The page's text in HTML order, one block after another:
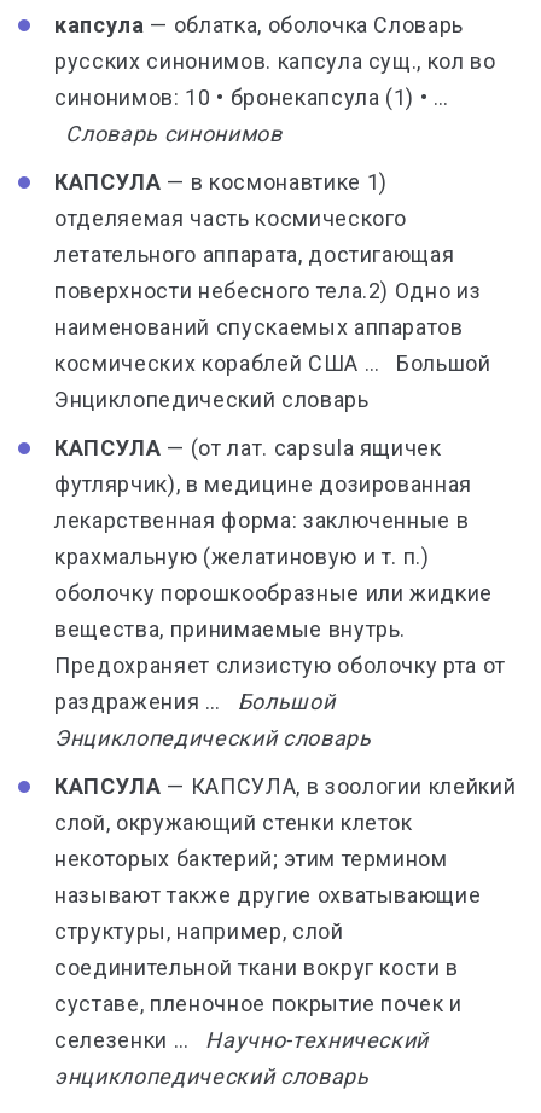
капсула — облатка, оболочка Словарь
русских синонимов. капсула сущ., кол во
синонимов: 10 • бронекапсула (1) • …
Словарь синонимов
КАПСУЛА — в космонавтике 1)
отделяемая часть космического
летательного аппарата, достигающая
поверхности небесного тела.2) Одно из
наименований спускаемых аппаратов
космических кораблей США … Большой
Энциклопедический словарь
КАПСУЛА — (от лат. capsula ящичек
футлярчик), в медицине дозированная
лекарственная форма: заключенные в
крахмальную (желатиновую и т. п.)
оболочку порошкообразные или жидкие
вещества, принимаемые внутрь.
Предохраняет слизистую оболочку рта от
раздражения … Большой
Энциклопедический словарь
КАПСУЛА — КАПСУЛА, в зоологии клейкий
слой, окружающий стенки клеток
некоторых бактерий; этим термином
называют также другие охватывающие
структуры, например, слой
соединительной ткани вокруг кости в
суставе, пленочное покрытие почек и
селезенки … Научно-технический
энциклопедический словарь